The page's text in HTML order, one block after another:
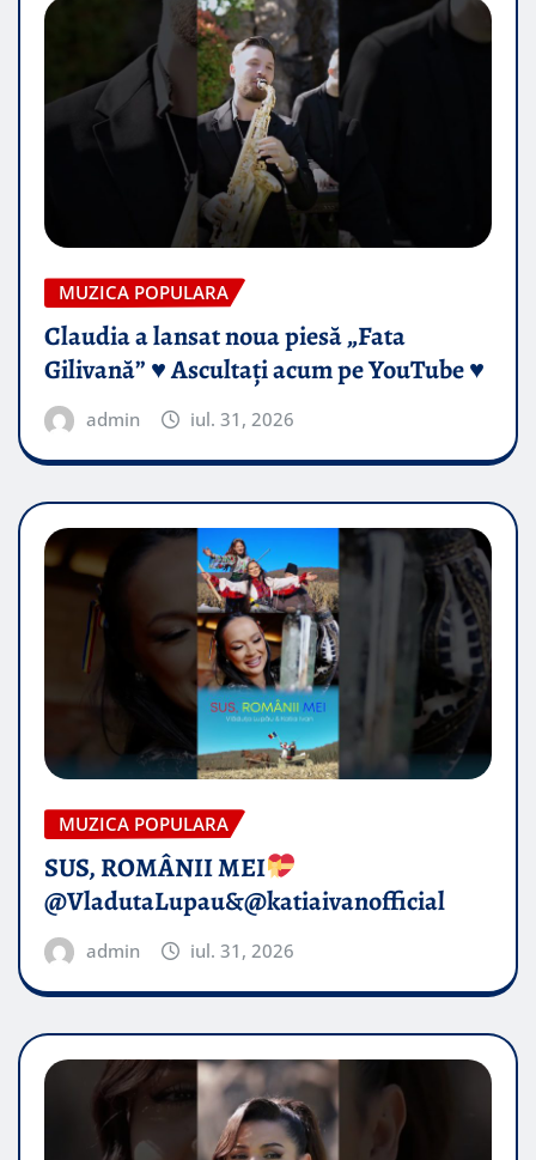
MUZICA POPULARA
Claudia a lansat noua piesă „Fata
Gilivană” ♥️ Ascultați acum pe YouTube ♥️
admin iul. 31, 2026
MUZICA POPULARA
SUS, ROMÂNII MEI
@VladutaLupau&@katiaivanofficial
admin iul. 31, 2026